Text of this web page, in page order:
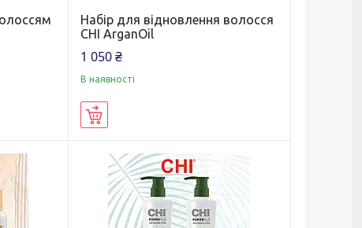
Набір для відновлення волосся
CHI ArganOil
1 050 ₴
В наявності